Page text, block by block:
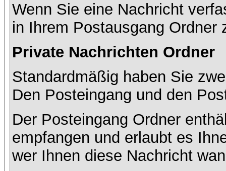
Wenn Sie eine Nachricht
in Ihrem Postausgang Ordner
Private Nachrichten Ordner
Standardmäßig haben Sie
Den Posteingang und den
Der Posteingang Ordner
empfangen und erlaubt es
wer Ihnen diese Nachricht